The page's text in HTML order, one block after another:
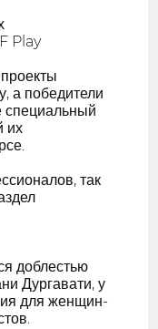
Play
а победители
специальный
их
так
доблестью
Дургавати, у
для женщин-